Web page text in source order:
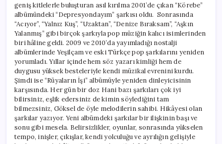
geniş kitlelerle buluşturan asıl kırılma 2001’de çıkan “Körebe”
albümündeki “Depresyondayım” şarkısı oldu. Sonrasında
“Acıyor”, “Yalnız Kuş”, “Uzaktan”, “Denize Bıraksam”, “Aşkın
Yalanmış” gibi birçok şarkıyla pop müziğin kalıcı isimlerinden
biri hâline geldi. 2009 ve 2010’da yayımladığı nostalji
albümlerinde Yeşilçam ve eski Türkçe pop şarkılarını yeniden
yorumladı. Yıllar içinde hem söz yazarı kimliği hem de
duygusu yüksek besteleriyle kendi müzikal evrenini kurdu.
Şimdi ise “Rüyaların İşi” albümüyle yeniden dinleyicisinin
karşısında. Her gün bir doz Hani bazı şarkıları çok iyi
bilirsiniz, eşlik edersiniz de kimin söylediğini tam
bilmezsiniz, Göksel de öyle melodilerin sahibi. Hikâyesi olan
şarkılar yazıyor. Yeni albümdeki şarkılar bir ilişkinin başı ve
sonu gibi mesela. Belirsizlikler, oyunlar, sonrasında yükselen
tempo, inişler, çıkışlar, kendi yolculuğu ve ayrılığın gelişiyle